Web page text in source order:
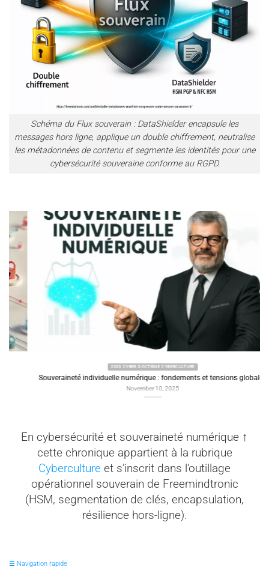
Schéma du Flux souverain : DataShielder encapsule les
messages hors ligne, applique un double chiffrement, neutralise
les métadonnées de contenu et segmente les identités pour une
cybersécurité souveraine conforme au RGPD.
2025 CYBER DOCTRINE CYBERCULTURE
Souveraineté individuelle numérique : fondements et tensions globales
November 10, 2025
En cybersécurité et souveraineté numérique ↑
cette chronique appartient à la rubrique
Cyberculture et s’inscrit dans l’outillage
opérationnel souverain de Freemindtronic
(HSM, segmentation de clés, encapsulation,
résilience hors-ligne).
☰ Navigation rapide